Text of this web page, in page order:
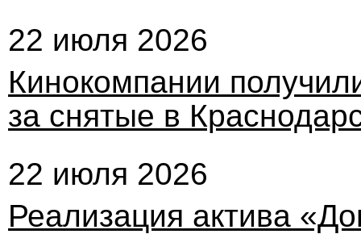
22 июля 2026
Кинокомпании
за снятые в
22 июля 2026
Реализация актива